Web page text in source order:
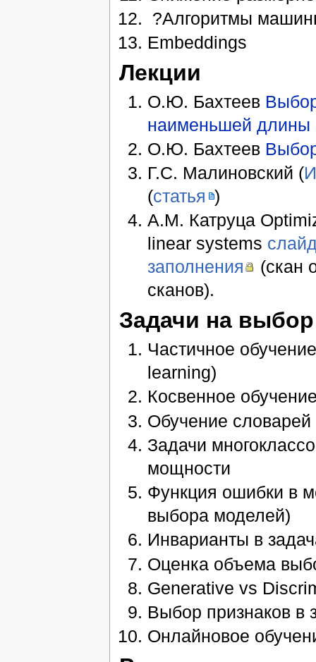
?Алгоритмы
Embeddings
Лекции
О.Ю. Бахтеев
наименьшей длины
О.Ю. Бахтеев
Г.С. Малиновский (
(статья )
А.М. Катруца
linear systems
заполнения
(скан
сканов).
Задачи на выбор
Частичное
learning)
Косвенное
Обучение
Задачи
мощности
Функция ошибки в
выбора моделей)
Инварианты в
Оценка объема
Generative vs
Выбор признаков в
Онлайновое